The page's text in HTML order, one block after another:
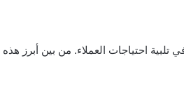
احتياجات العملاء. من بين أبرز هذه